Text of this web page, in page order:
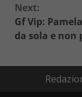
Next:
Gf Vip:
da sola e non